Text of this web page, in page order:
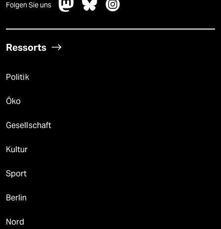
Folgen Sie uns
Ressorts
Politik
Öko
Gesellschaft
Kultur
Sport
Berlin
Nord